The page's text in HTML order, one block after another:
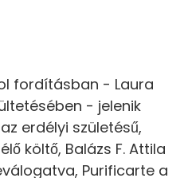
fordításban - Laura
- jelenik
erdélyi születésű,
költő, Balázs F. Attila
Purificarte a